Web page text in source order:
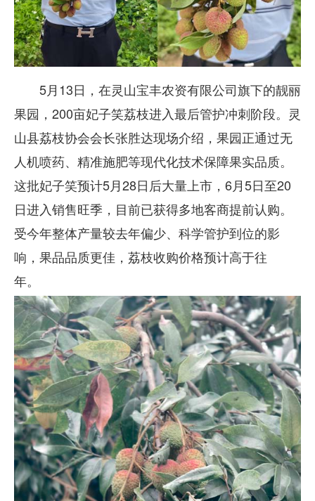
5月13日，在灵山宝丰农资有限公司旗下的靓丽
果园，200亩妃子笑荔枝进入最后管护冲刺阶段。灵
山县荔枝协会会长张胜达现场介绍，果园正通过无
人机喷药、精准施肥等现代化技术保障果实品质。
这批妃子笑预计5月28日后大量上市，6月5日至20
日进入销售旺季，目前已获得多地客商提前认购。
受今年整体产量较去年偏少、科学管护到位的影
响，果品品质更佳，荔枝收购价格预计高于往
年。